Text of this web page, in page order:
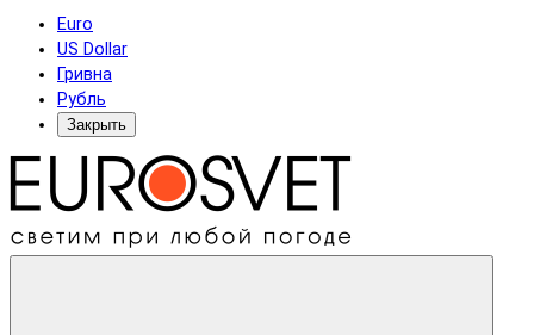
Euro
US Dollar
Гривна
Рубль
Закрыть